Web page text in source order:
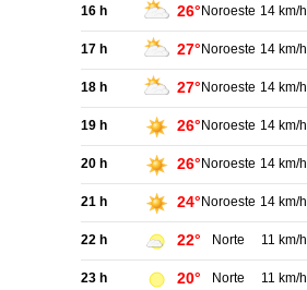
16 h 26° Noroeste 14 km/h
17 h 27° Noroeste 14 km/h
18 h 27° Noroeste 14 km/h
19 h 26° Noroeste 14 km/h
20 h 26° Noroeste 14 km/h
21 h 24° Noroeste 14 km/h
22 h 22° Norte 11 km/h
23 h 20° Norte 11 km/h